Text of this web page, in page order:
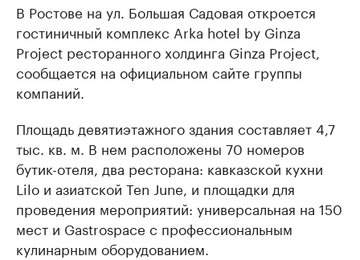
В Ростове на ул. Большая Садовая откроется
гостиничный комплекс Arka hotel by Ginza
Project ресторанного холдинга Ginza Project,
сообщается на официальном сайте группы
компаний.
Площадь девятиэтажного здания составляет 4,7
тыс. кв. м. В нем расположены 70 номеров
бутик-отеля, два ресторана: кавказской кухни
Lilo и азиатской Ten June, и площадки для
проведения мероприятий: универсальная на 150
мест и Gastrospace с профессиональным
кулинарным оборудованием.